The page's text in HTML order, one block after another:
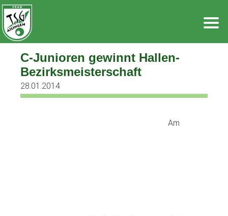
Zum
Inhalt
springen
C-Junioren gewinnt Hallen-
Bezirksmeisterschaft
28.01.2014
Am